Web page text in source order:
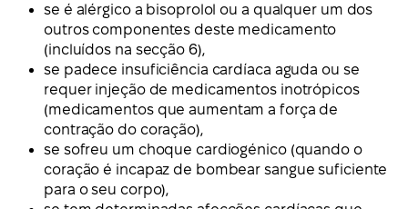
se é alérgico a bisoprolol ou a qualquer um dos
outros componentes deste medicamento
(incluídos na secção 6),
se padece insuficiência cardíaca aguda ou se
requer injeção de medicamentos inotrópicos
(medicamentos que aumentam a força de
contração do coração),
se sofreu um choque cardiogénico (quando o
coração é incapaz de bombear sangue suficiente
para o seu corpo),